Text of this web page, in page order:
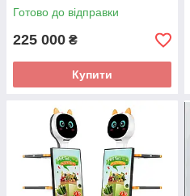
Готово до відправки
225 000 ₴
Купити